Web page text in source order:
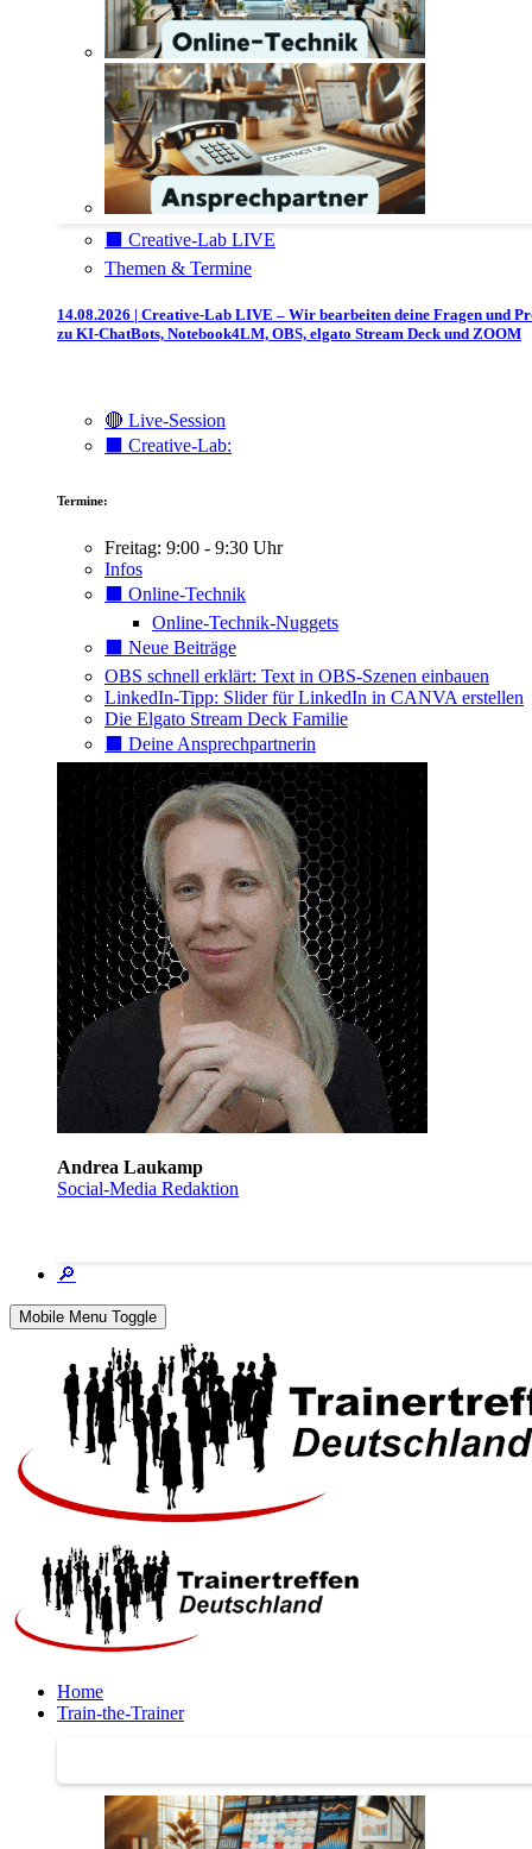
⬛️ Creative-Lab LIVE
Themen & Termine
14.08.2026 | Creative-Lab LIVE – Wir bearbeiten deine Fragen und
zu KI-ChatBots, Notebook4LM, OBS, elgato Stream Deck und ZOOM
🔴 Live-Session
⬛️ Creative-Lab:
Termine:
Freitag: 9:00 - 9:30 Uhr
Infos
⬛️ Online-Technik
Online-Technik-Nuggets
⬛️ Neue Beiträge
OBS schnell erklärt: Text in OBS-Szenen einbauen
LinkedIn-Tipp: Slider für LinkedIn in CANVA erstellen
Die Elgato Stream Deck Familie
⬛️ Deine Ansprechpartnerin
Andrea Laukamp
Social-Media Redaktion
🔎
Mobile Menu Toggle
Home
Train-the-Trainer